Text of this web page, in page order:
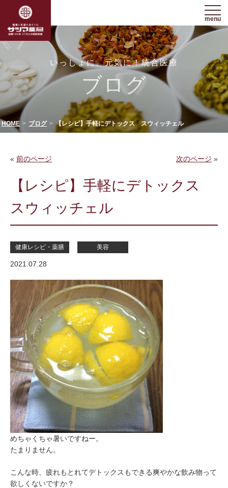
menu
いっしょに、元気に！統合医療
ブログ
HOME ブログ 【レシピ】手軽にデトックス スウィッチェル
« 前のページ 次のページ »
【レシピ】手軽にデトックス
スウィッチェル
健康レシピ・薬膳 美容
2021.07.28
めちゃくちゃ暑いですねー。
たまりません。
こんな時、疲れもとれてデトックスもできる爽やかな飲み物って
欲しくないですか？